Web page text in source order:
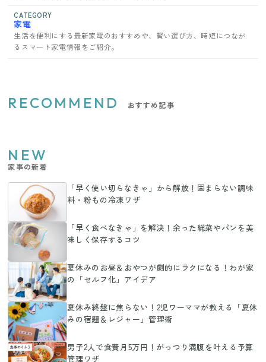
CATEGORY
家電
生活を便利にする最新家電のおすすめや、賢い選び方、時短につなが
るスマート家電情報をご紹介。
RECOMMEND おすすめ記事
NEW
家事の新着
「早く使い切らなきゃ」から解放！固まらない調味
料・粉もの冷凍ワザ
「早く食べなきゃ」を解決！余った総菜やパンを美
味しく保存するコツ
夏休みのお昼＆おやつが劇的にラクになる！わが家
の「セルフ化」アイデア
夏休み終盤に焦らない！2児ワーママが教える「夏休
みの宿題＆レジャー」管理術
男子2人で食費月5万円！がっつり満腹を叶える予算
管理ワザ